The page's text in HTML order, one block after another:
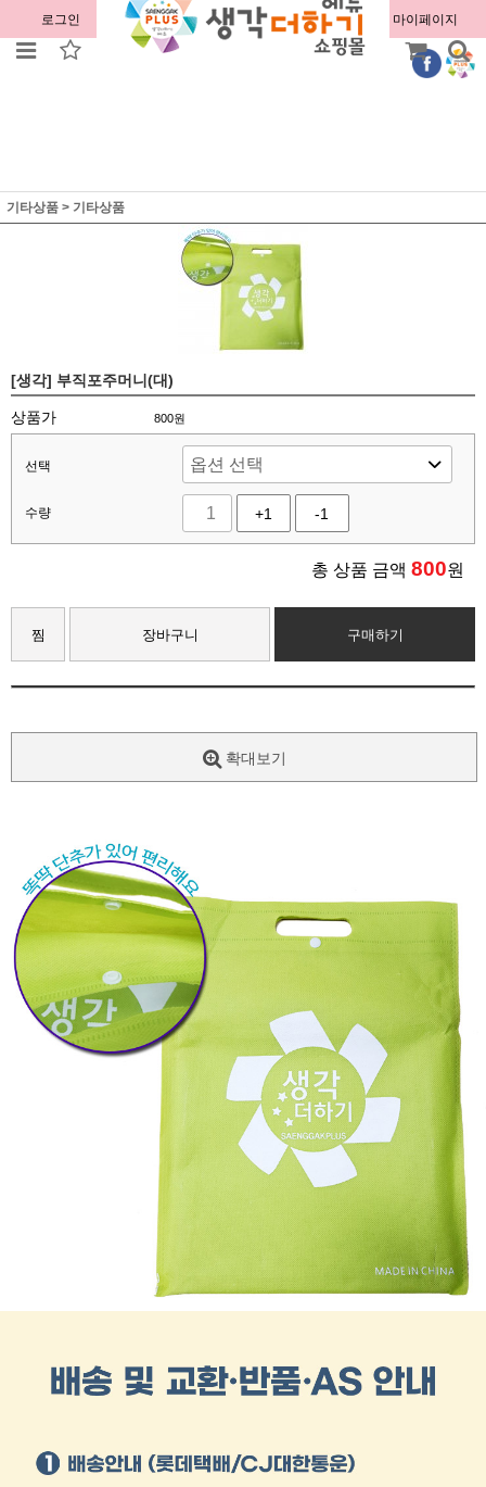
로그인 회원가입 주문조회 마이페이지
기타상품 > 기타상품
[생각] 부직포주머니(대)
상품가 800원
선택
수량 +1 -1
총 상품 금액 800원
찜 장바구니 구매하기
확대보기